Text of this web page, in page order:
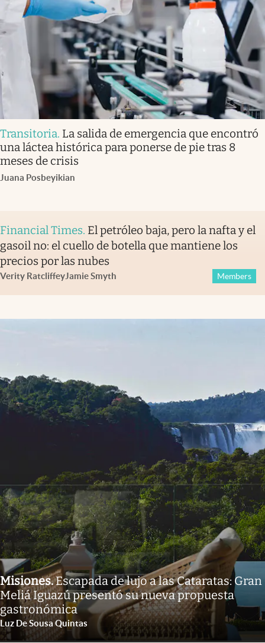
Transitoria. La salida de emergencia que encontró
una láctea histórica para ponerse de pie tras 8
meses de crisis
Juana Posbeyikian
Financial Times. El petróleo baja, pero la nafta y el
gasoil no: el cuello de botella que mantiene los
precios por las nubes
Verity RatcliffeyJamie Smyth Members
Misiones.Escapada de lujo a las Cataratas: Gran
Meliá Iguazú presentó su nueva propuesta
gastronómica
Luz De Sousa Quintas